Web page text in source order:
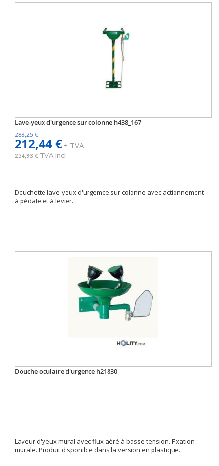
Lave-yeux d'urgence sur colonne h438_167
283,25 €
212,44 €+ TVA
254,93 € TVA incl.
Douchette lave-yeux d'urgemce sur colonne avec actionnement
à pédale et à levier.
Douche oculaire d'urgence h21830
Laveur d'yeux mural avec flux aéré à basse tension. Fixation :
murale. Produit disponible dans la version en plastique.